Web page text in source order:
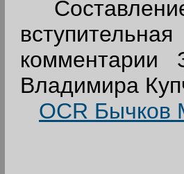
комментарии
Владимира
OCR Бычков